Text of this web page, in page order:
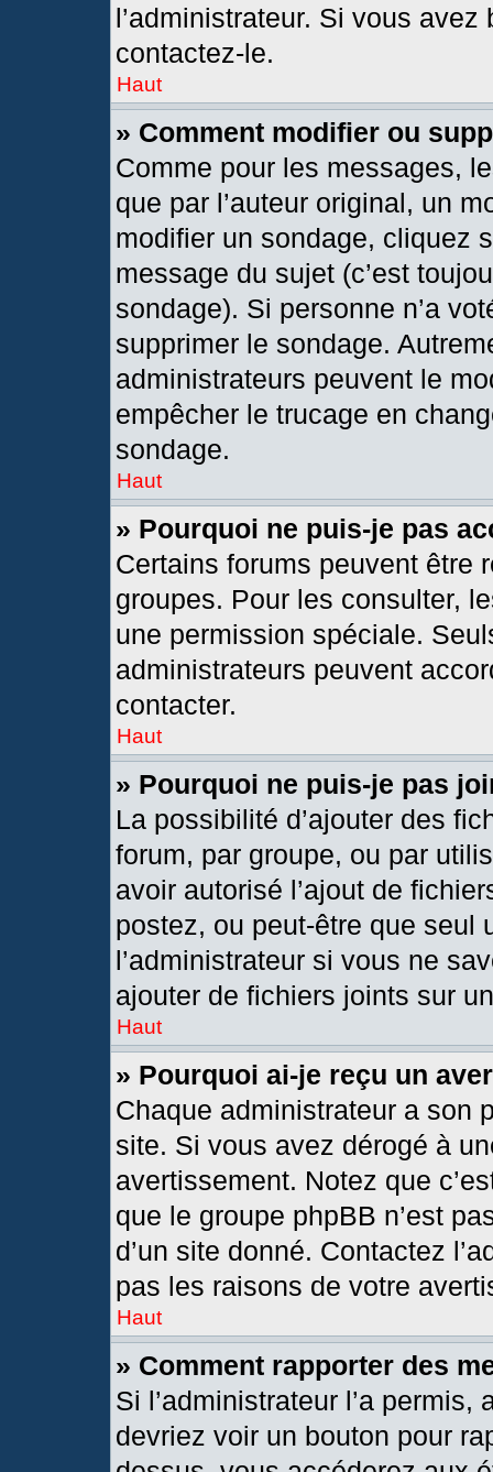
l’administrateur. Si vous
contactez-le.
Haut
» Comment modifier ou
Comme pour les messages,
que par l’auteur original, un
modifier un sondage, cliquez
message du sujet (c’est
sondage). Si personne n’a
supprimer le sondage.
administrateurs peuvent le
empêcher le trucage en
sondage.
Haut
» Pourquoi ne puis-je pas
Certains forums peuvent être
groupes. Pour les consulter,
une permission spéciale.
administrateurs peuvent
contacter.
Haut
» Pourquoi ne puis-je pas
La possibilité d’ajouter des
forum, par groupe, ou par
avoir autorisé l’ajout de
postez, ou peut-être que seul
l’administrateur si vous ne
ajouter de fichiers joints sur
Haut
» Pourquoi ai-je reçu un
Chaque administrateur a son
site. Si vous avez dérogé à
avertissement. Notez que
que le groupe phpBB n’est
d’un site donné. Contactez
pas les raisons de votre
Haut
» Comment rapporter des
Si l’administrateur l’a
devriez voir un bouton pour